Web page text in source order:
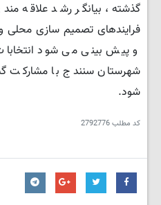
گذشته، بیانگر رشد علاقه
فرایندهای تصمیم سازی
و پیش بینی می شود
شهرستان سنندج با مشارکت
شود.
کد مطلب2792776